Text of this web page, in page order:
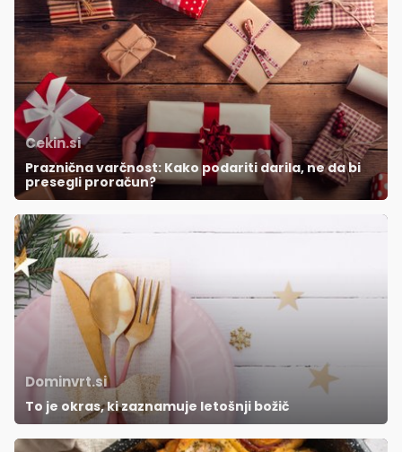
Cekin.si
Praznična varčnost: Kako podariti darila, ne da bi
presegli proračun?
Dominvrt.si
To je okras, ki zaznamuje letošnji božič